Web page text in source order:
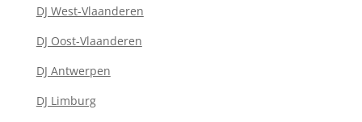
DJ West-Vlaanderen
DJ Oost-Vlaanderen
DJ Antwerpen
DJ Limburg